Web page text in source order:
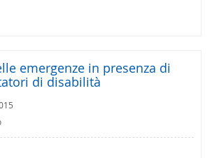
emergenze in presenza di
di disabilità